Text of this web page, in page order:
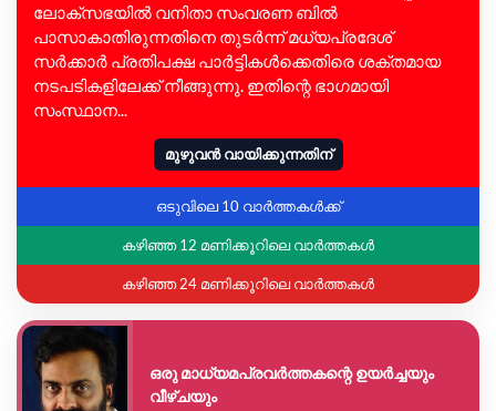
ലോക്സഭയിൽ വനിതാ സംവരണ ബിൽ
പാസാകാതിരുന്നതിനെ തുടർന്ന് മധ്യപ്രദേശ്
സർക്കാർ പ്രതിപക്ഷ പാർട്ടികൾക്കെതിരെ ശക്തമായ
നടപടികളിലേക്ക് നീങ്ങുന്നു. ഇതിന്റെ ഭാഗമായി
സംസ്ഥാന...
മുഴുവൻ വായിക്കുന്നതിന്
ഒടുവിലെ 10 വാർത്തകൾക്ക്
കഴിഞ്ഞ 12 മണിക്കൂറിലെ വാർത്തകൾ
കഴിഞ്ഞ 24 മണിക്കൂറിലെ വാർത്തകൾ
ഒരു മാധ്യമപ്രവർത്തകന്റെ ഉയർച്ചയും
വീഴ്ചയും